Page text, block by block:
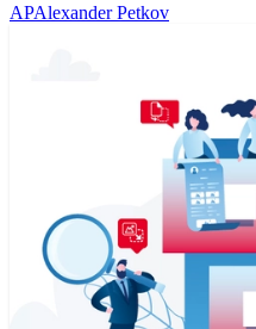
APAlexander Petkov